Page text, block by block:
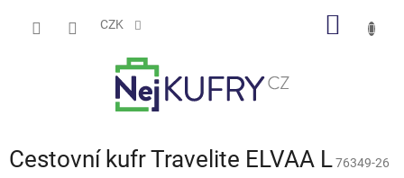
CZK
Cestovní kufr Travelite ELVAA L76349-26